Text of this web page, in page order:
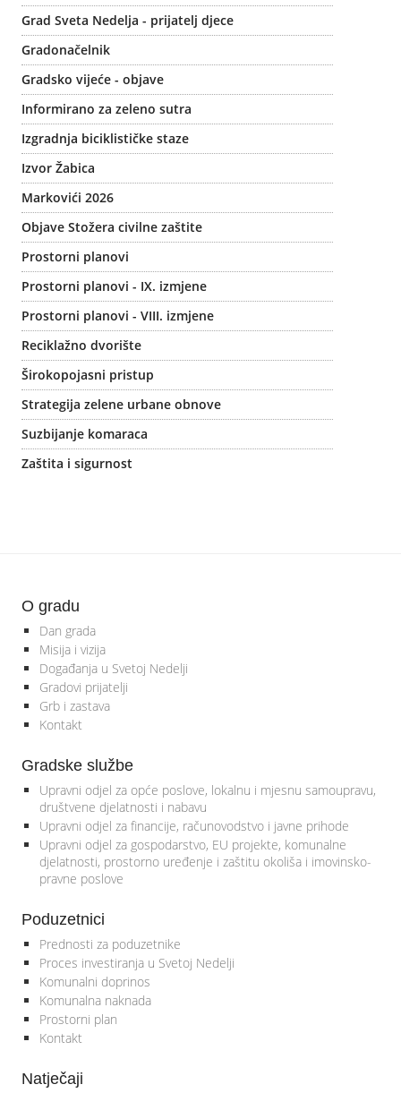
Grad Sveta Nedelja - prijatelj djece
Gradonačelnik
Gradsko vijeće - objave
Informirano za zeleno sutra
Izgradnja biciklističke staze
Izvor Žabica
Markovići 2026
Objave Stožera civilne zaštite
Prostorni planovi
Prostorni planovi - IX. izmjene
Prostorni planovi - VIII. izmjene
Reciklažno dvorište
Širokopojasni pristup
Strategija zelene urbane obnove
Suzbijanje komaraca
Zaštita i sigurnost
O gradu
Dan grada
Misija i vizija
Događanja u Svetoj Nedelji
Gradovi prijatelji
Grb i zastava
Kontakt
Gradske službe
Upravni odjel za opće poslove, lokalnu i mjesnu samoupravu,
društvene djelatnosti i nabavu
Upravni odjel za financije, računovodstvo i javne prihode
Upravni odjel za gospodarstvo, EU projekte, komunalne
djelatnosti, prostorno uređenje i zaštitu okoliša i imovinsko-
pravne poslove
Poduzetnici
Prednosti za poduzetnike
Proces investiranja u Svetoj Nedelji
Komunalni doprinos
Komunalna naknada
Prostorni plan
Kontakt
Natječaji